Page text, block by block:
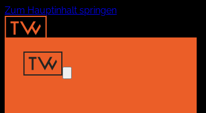
Zum Hauptinhalt springen
Home
Insights
Projekte